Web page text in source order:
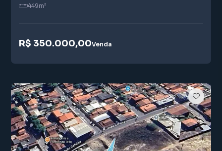
449m²
R$ 350.000,00Venda